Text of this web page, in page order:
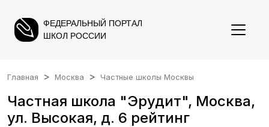
ФЕДЕРАЛЬНЫЙ ПОРТАЛ
ШКОЛ РОССИИ
Главная Москва Частные школы Москвы
Частная школа "Эрудит", Москва,
ул. Высокая, д. 6 рейтинг